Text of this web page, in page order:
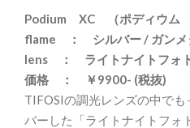
Podium XC （ポディウム
flame ： シルバー / ガンメ
lens ： ライトナイトフォト
価格 ：
￥9900- (税抜)
TIFOSIの調光レンズの中で
バーした「ライトナイトフォ